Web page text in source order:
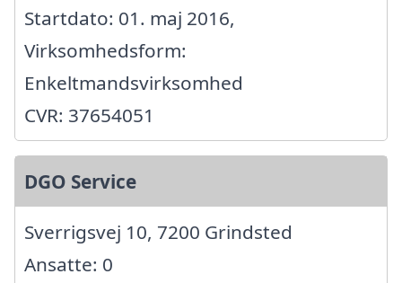
Startdato: 01. maj 2016,
Virksomhedsform:
Enkeltmandsvirksomhed
CVR: 37654051
DGO Service
Sverrigsvej 10, 7200 Grindsted
Ansatte: 0